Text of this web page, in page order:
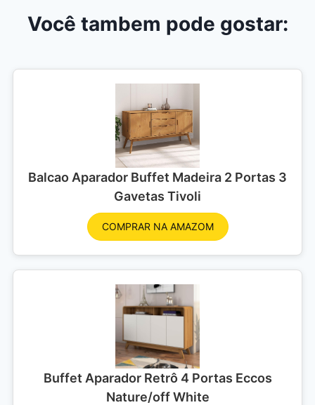
Você tambem pode gostar:
Balcao Aparador Buffet Madeira 2 Portas 3
Gavetas Tivoli
COMPRAR NA AMAZOM
Buffet Aparador Retrô 4 Portas Eccos
Nature/off White